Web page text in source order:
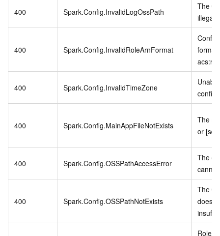
400 Spark.Config.InvalidLogOssPath
The
illegal:
400 Spark.Config.InvalidRoleArnFormat
400 Spark.Config.InvalidTimeZone
400 Spark.Config.MainAppFileNotExists
The
or
400 Spark.Config.OSSPathAccessError
The
400 Spark.Config.OSSPathNotExists
The
does